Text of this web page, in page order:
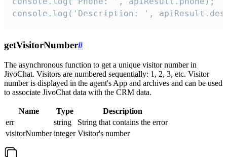
console.log('Description: ',
getVisitorNumber#
The asynchronous function to get a unique visitor number in
JivoChat. Visitors are numbered sequentially: 1, 2, 3, etc. Visitor
number is displayed in the agent's App and archives and can be used
to associate JivoChat data with the CRM data.
Name Type
Description
err
string
String that contains the error
visitorNumber integer Visitor's number